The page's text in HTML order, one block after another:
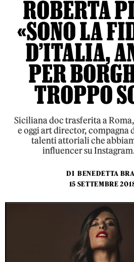
ROBERTA
«SONO LA
D’ITALIA,
PER
TROPPO
Siciliana doc trasferita a
e oggi art director, compagna
talenti attoriali che
influencer su
DI BENEDETTA
15 SETTEMBRE